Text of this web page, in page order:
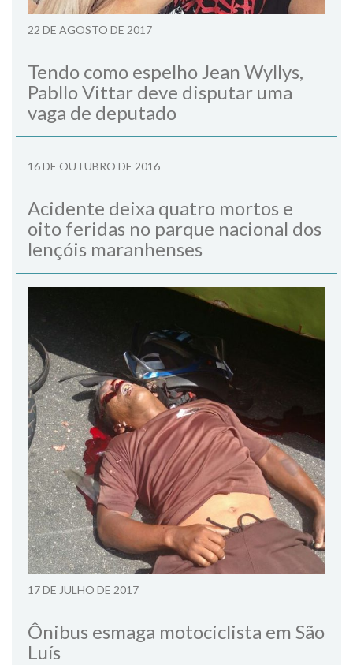
22 DE AGOSTO DE 2017
Tendo como espelho Jean Wyllys,
Pabllo Vittar deve disputar uma
vaga de deputado
16 DE OUTUBRO DE 2016
Acidente deixa quatro mortos e
oito feridas no parque nacional dos
lençóis maranhenses
17 DE JULHO DE 2017
Ônibus esmaga motociclista em São
Luís